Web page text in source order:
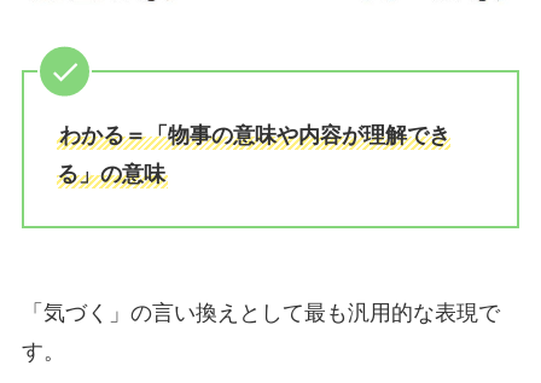
わかる＝「物事の意味や内容が理解でき
る」の意味
「気づく」の言い換えとして最も汎用的な表現で
す。